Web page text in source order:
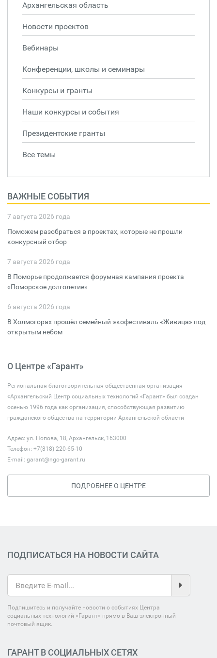
Архангельская область
Новости проектов
Вебинары
Конференции, школы и семинары
Конкурсы и гранты
Наши конкурсы и события
Президентские гранты
Все темы
ВАЖНЫЕ СОБЫТИЯ
7 августа 2026 года
Поможем разобраться в проектах, которые не прошли
конкурсный отбор
7 августа 2026 года
В Поморье продолжается форумная кампания проекта
«Поморское долголетие»
6 августа 2026 года
В Холмогорах прошёл семейный экофестиваль «Живица» под
открытым небом
О Центре «Гарант»
Региональная благотворительная общественная организация
«Архангельский Центр социальных технологий «Гарант» был создан
осенью 1996 года как организация, способствующая развитию
гражданского общества на территории Архангельской области
Адрес: ул. Попова, 18, Архангельск, 163000
Телефон: +7(818) 220-65-10
E-mail: garant@ngo-garant.ru
ПОДРОБНЕЕ О ЦЕНТРЕ
ПОДПИСАТЬСЯ НА НОВОСТИ САЙТА
Подпишитесь и получайте новости о событиях Центра
социальных технологий «Гарант» прямо в Ваш электронный
почтовый ящик.
ГАРАНТ В СОЦИАЛЬНЫХ СЕТЯХ